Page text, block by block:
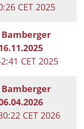
CET 2025
Bamberger
CET 2025
Bamberger
CET 2026